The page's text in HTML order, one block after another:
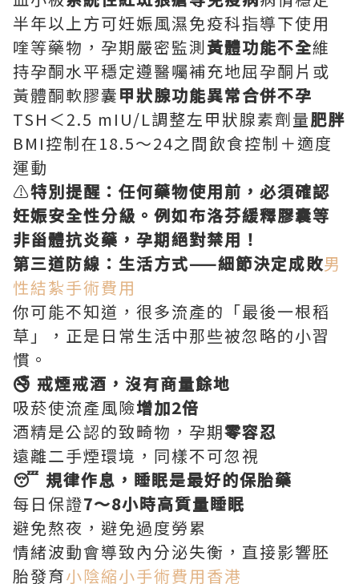
半年以上方可妊娠風濕免疫科指導下使用
喹等藥物，孕期嚴密監測黃體功能不全維
持孕酮水平穩定遵醫囑補充地屈孕酮片或
黃體酮軟膠囊甲狀腺功能異常合併不孕
TSH＜2.5 mIU/L調整左甲狀腺素劑量肥胖
BMI控制在18.5～24之間飲食控制＋適度
運動
⚠️特別提醒：任何藥物使用前，必須確認
妊娠安全性分級。例如布洛芬緩釋膠囊等
非甾體抗炎藥，孕期絕對禁用！
第三道防線：生活方式——細節決定成敗男
性結紮手術費用
你可能不知道，很多流產的「最後一根稻
草」，正是日常生活中那些被忽略的小習
慣。
🚭 戒煙戒酒，沒有商量餘地
吸菸使流產風險增加2倍
酒精是公認的致畸物，孕期零容忍
遠離二手煙環境，同樣不可忽視
😴 規律作息，睡眠是最好的保胎藥
每日保證7～8小時高質量睡眠
避免熬夜，避免過度勞累
情緒波動會導致內分泌失衡，直接影響胚
胎發育小陰縮小手術費用香港